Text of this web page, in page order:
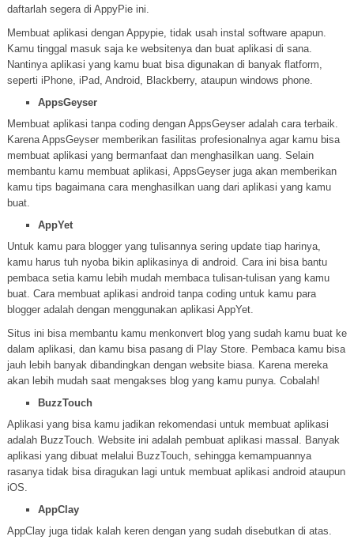
daftarlah segera di AppyPie ini.
Membuat aplikasi dengan Appypie, tidak usah instal software apapun.
Kamu tinggal masuk saja ke websitenya dan buat aplikasi di sana.
Nantinya aplikasi yang kamu buat bisa digunakan di banyak flatform,
seperti iPhone, iPad, Android, Blackberry, ataupun windows phone.
AppsGeyser
Membuat aplikasi tanpa coding dengan AppsGeyser adalah cara terbaik.
Karena AppsGeyser memberikan fasilitas profesionalnya agar kamu bisa
membuat aplikasi yang bermanfaat dan menghasilkan uang. Selain
membantu kamu membuat aplikasi, AppsGeyser juga akan memberikan
kamu tips bagaimana cara menghasilkan uang dari aplikasi yang kamu
buat.
AppYet
Untuk kamu para blogger yang tulisannya sering update tiap harinya,
kamu harus tuh nyoba bikin aplikasinya di android. Cara ini bisa bantu
pembaca setia kamu lebih mudah membaca tulisan-tulisan yang kamu
buat. Cara membuat aplikasi android tanpa coding untuk kamu para
blogger adalah dengan menggunakan aplikasi AppYet.
Situs ini bisa membantu kamu menkonvert blog yang sudah kamu buat ke
dalam aplikasi, dan kamu bisa pasang di Play Store. Pembaca kamu bisa
jauh lebih banyak dibandingkan dengan website biasa. Karena mereka
akan lebih mudah saat mengakses blog yang kamu punya. Cobalah!
BuzzTouch
Aplikasi yang bisa kamu jadikan rekomendasi untuk membuat aplikasi
adalah BuzzTouch. Website ini adalah pembuat aplikasi massal. Banyak
aplikasi yang dibuat melalui BuzzTouch, sehingga kemampuannya
rasanya tidak bisa diragukan lagi untuk membuat aplikasi android ataupun
iOS.
AppClay
AppClay juga tidak kalah keren dengan yang sudah disebutkan di atas.